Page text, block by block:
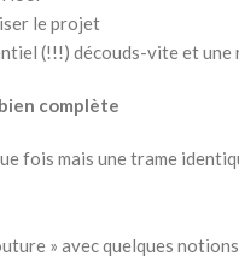
le projet
(!!!) découds-vite et
complète
fois mais une trame
» avec quelques